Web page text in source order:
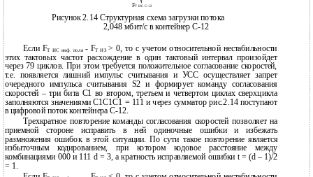
FT ИС С-12
Рисунок 2.14 Структурная схема загрузки потока
2,048 мбит/с в контейнер С-12
Если FT ИС инф. поля - FT ИЗ> 0, то с учетом относительной нестабильности
этих тактовых частот расхождение в один тактовый интервал произойдет
через 79 циклов. При этом требуется положительное согласование скоростей,
т.е. появляется лишний импульс считывания и УСС осуществляет запрет
очередного импульса считывания S2 и формирует команду согласования
скоростей – три бита С1 во втором, третьем и четвертом циклах сверхцикла
заполняются значениями С1С1С1 = 111 и через сумматор рис.2.14 поступают
в цифровой поток контейнера С-12.
Трехкратное повторение команды согласования скоростей позволяет на
приемной стороне исправить в ней одиночные ошибки и избежать
размножения ошибок в этой ситуации. По сути такое повторение является
избыточным кодированием, при котором кодовое расстояние между
комбинациями 000 и 111 d = 3, а кратность исправляемой ошибки t = (d – 1)/2
= 1.